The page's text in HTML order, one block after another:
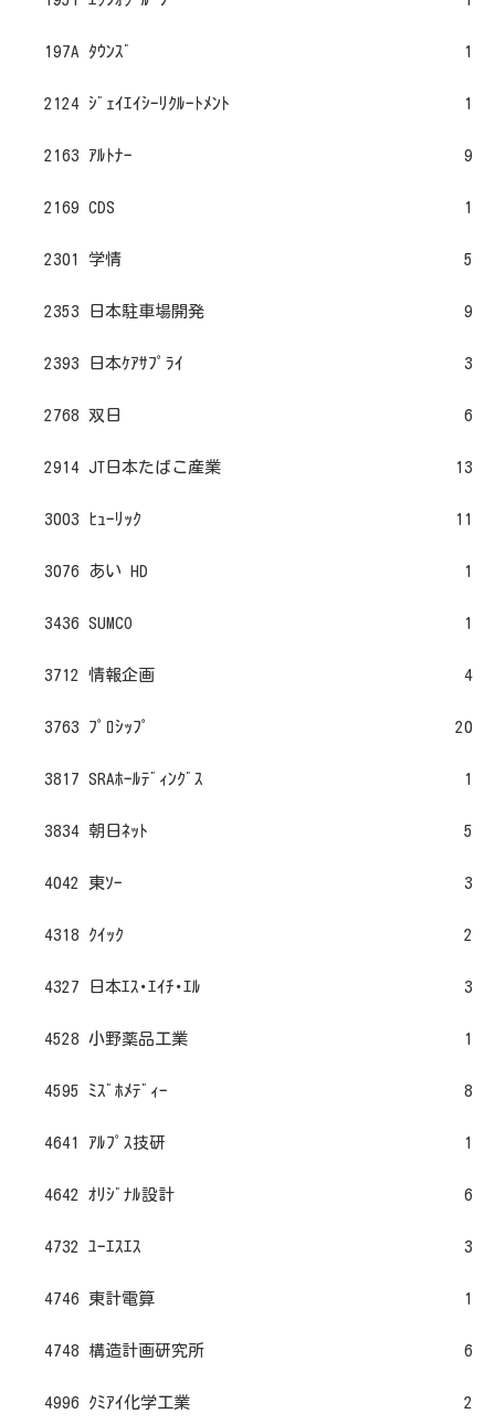
197A ﾀｳﾝｽﾞ 1
2124 ｼﾞｪｲｴｲｼｰﾘｸﾙｰﾄﾒﾝﾄ 1
2163 ｱﾙﾄﾅｰ 9
2169 CDS 1
2301 学情 5
2353 日本駐車場開発 9
2393 日本ｹｱｻﾌﾟﾗｲ 3
2768 双日 6
2914 JT日本たばこ産業 13
3003 ﾋｭｰﾘｯｸ 11
3076 あい HD 1
3436 SUMCO 1
3712 情報企画 4
3763 ﾌﾟﾛｼｯﾌﾟ 20
3817 SRAﾎｰﾙﾃﾞｨﾝｸﾞｽ 1
3834 朝日ﾈｯﾄ 5
4042 東ｿｰ 3
4318 ｸｲｯｸ 2
4327 日本ｴｽ･ｴｲﾁ･ｴﾙ 3
4528 小野薬品工業 1
4595 ﾐｽﾞﾎﾒﾃﾞｨｰ 8
4641 ｱﾙﾌﾟｽ技研 1
4642 ｵﾘｼﾞﾅﾙ設計 6
4732 ﾕｰｴｽｴｽ 3
4746 東計電算 1
4748 構造計画研究所 6
4996 ｸﾐｱｲ化学工業 2